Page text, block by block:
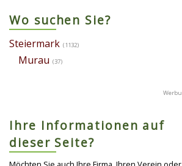
Wo suchen Sie?
Steiermark (1132)
Murau (37)
Ihre Informationen auf
dieser Seite?